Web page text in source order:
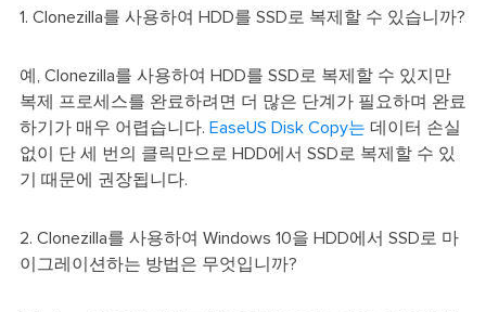
1. Clonezilla를 사용하여 HDD를 SSD로 복제할 수 있습니까?
예, Clonezilla를 사용하여 HDD를 SSD로 복제할 수 있지만
복제 프로세스를 완료하려면 더 많은 단계가 필요하며 완료
하기가 매우 어렵습니다. EaseUS Disk Copy는 데이터 손실
없이 단 세 번의 클릭만으로 HDD에서 SSD로 복제할 수 있
기 때문에 권장됩니다.
2. Clonezilla를 사용하여 Windows 10을 HDD에서 SSD로 마
이그레이션하는 방법은 무엇입니까?